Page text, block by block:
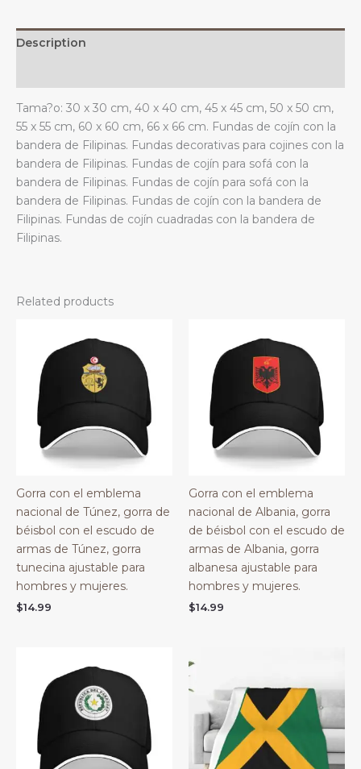
quantity
Description
Tama?o: 30 x 30 cm, 40 x 40 cm, 45 x 45 cm, 50 x 50 cm,
55 x 55 cm, 60 x 60 cm, 66 x 66 cm. Fundas de cojín con la
bandera de Filipinas. Fundas decorativas para cojines con la
bandera de Filipinas. Fundas de cojín para sofá con la
bandera de Filipinas. Fundas de cojín para sofá con la
bandera de Filipinas. Fundas de cojín con la bandera de
Filipinas. Fundas de cojín cuadradas con la bandera de
Filipinas.
Related products
Gorra con el emblema
nacional de Túnez, gorra de
béisbol con el escudo de
armas de Túnez, gorra
tunecina ajustable para
hombres y mujeres.
$14.99
Gorra con el emblema
nacional de Albania, gorra
de béisbol con el escudo de
armas de Albania, gorra
albanesa ajustable para
hombres y mujeres.
$14.99